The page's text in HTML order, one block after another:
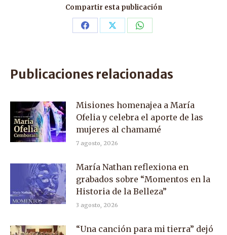
Compartir esta publicación
Share Share Share
Publicaciones relacionadas
Misiones homenajea a María
Ofelia y celebra el aporte de las
mujeres al chamamé
7 agosto, 2026
María Nathan reflexiona en
grabados sobre “Momentos en la
Historia de la Belleza”
3 agosto, 2026
“Una canción para mi tierra” dejó